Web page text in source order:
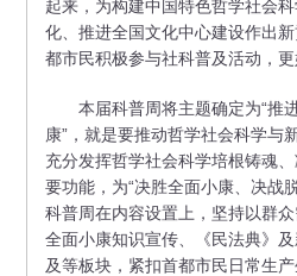
起来，为构建中国特色哲学社会
化、推进全国文化中心建设作出
都市民积极参与社科普及活动，更
本届科普周将主题确定为“推
康”，就是要推动哲学社会科学与
充分发挥哲学社会科学培根铸魂
要功能，为“决胜全面小康、决战
科普周在内容设置上，坚持以群
全面小康知识宣传、《民法典》
及等板块，紧扣首都市民日常生产